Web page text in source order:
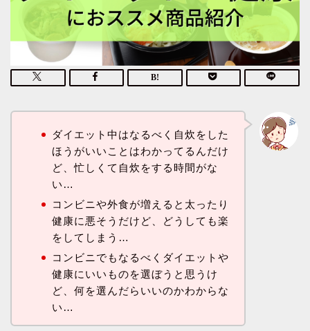
ダイエット中はなるべく自炊をした
ほうがいいことはわかってるんだけ
ど、忙しくて自炊をする時間がな
い…
コンビニや外食が増えると太ったり
健康に悪そうだけど、どうしても楽
をしてしまう…
コンビニでもなるべくダイエットや
健康にいいものを選ぼうと思うけ
ど、何を選んだらいいのかわからな
い…